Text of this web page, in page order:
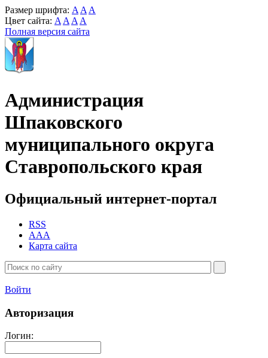
Размер шрифта: A A A
Цвет сайта: A A A A
Полная версия сайта
Администрация
Шпаковского
муниципального округа
Ставропольского края
Официальный интернет-портал
RSS
AAA
Карта сайта
Войти
Авторизация
Логин: